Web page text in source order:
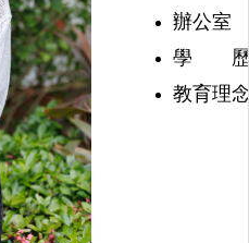
辦公室
學 歷：
教育理